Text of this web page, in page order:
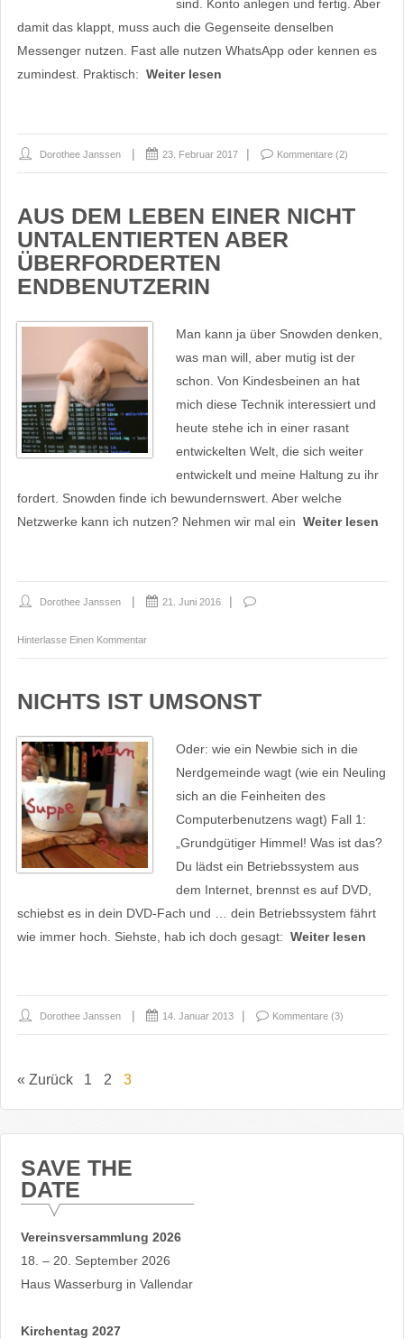
sind. Konto anlegen und fertig. Aber
damit das klappt, muss auch die Gegenseite denselben
Messenger nutzen. Fast alle nutzen WhatsApp oder kennen es
zumindest. Praktisch: Weiter lesen
Dorothee Janssen 23. Februar 2017 Kommentare (2)
AUS DEM LEBEN EINER NICHT
UNTALENTIERTEN ABER
ÜBERFORDERTEN
ENDBENUTZERIN
Man kann ja über Snowden denken,
was man will, aber mutig ist der
schon. Von Kindesbeinen an hat
mich diese Technik interessiert und
heute stehe ich in einer rasant
entwickelten Welt, die sich weiter
entwickelt und meine Haltung zu ihr
fordert. Snowden finde ich bewundernswert. Aber welche
Netzwerke kann ich nutzen? Nehmen wir mal ein Weiter lesen
Dorothee Janssen 21. Juni 2016
Hinterlasse Einen Kommentar
NICHTS IST UMSONST
Oder: wie ein Newbie sich in die
Nerdgemeinde wagt (wie ein Neuling
sich an die Feinheiten des
Computerbenutzens wagt) Fall 1:
„Grundgütiger Himmel! Was ist das?
Du lädst ein Betriebssystem aus
dem Internet, brennst es auf DVD,
schiebst es in dein DVD-Fach und … dein Betriebssystem fährt
wie immer hoch. Siehste, hab ich doch gesagt: Weiter lesen
Dorothee Janssen 14. Januar 2013 Kommentare (3)
« Zurück 1 2 3
SAVE THE
DATE
Vereinsversammlung 2026
18. – 20. September 2026
Haus Wasserburg in Vallendar
Kirchentag 2027